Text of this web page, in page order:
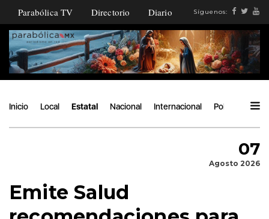
Parabólica TV Directorio Diario Síguenos:
Inicio Local Estatal Nacional Internacional Política
07
Agosto 2026
Emite Salud